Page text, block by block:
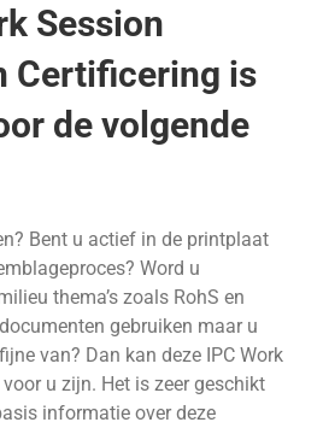
Session
Certificering is
de volgende
Bent u actief in de printplaat
Word u
thema’s zoals RohS en
gebruiken maar u
van? Dan kan deze IPC Work
u zijn. Het is zeer geschikt
informatie over deze